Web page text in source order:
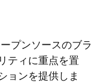
プンソースのブラ
ティに重点を置
ョンを提供しま